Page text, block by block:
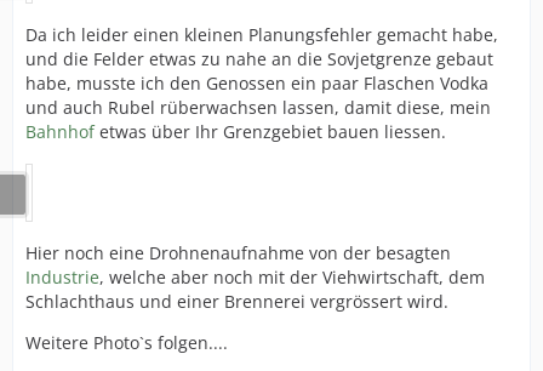
Da ich leider einen kleinen Planungsfehler gemacht habe,
und die Felder etwas zu nahe an die Sovjetgrenze gebaut
habe, musste ich den Genossen ein paar Flaschen Vodka
und auch Rubel rüberwachsen lassen, damit diese, mein
Bahnhofetwas über Ihr Grenzgebiet bauen liessen.
Hier noch eine Drohnenaufnahme von der besagten
Industrie, welche aber noch mit der Viehwirtschaft, dem
Schlachthaus und einer Brennerei vergrössert wird.
Weitere Photo`s folgen....